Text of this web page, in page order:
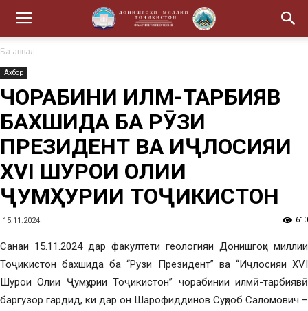
Ба аввал
Ахбор
ЧОРАБИНИ ИЛМӢ-ТАРБИЯВӢ
БАХШИДА БА РӮЗИ
ПРЕЗИДЕНТ ВА ИҶЛОСИЯИ
XVI ШУРОИ ОЛИИ
ҶУМҲУРИИ ТОҶИКИСТОН
15.11.2024 610
Санаи 15.11.2024 дар факултети геологияи Донишгоҳи миллии
Тоҷикистон бахшида ба “Рузи Президент” ва “Иҷлосияи XVI
Шурои Олии Ҷумҳурии Тоҷикистон” чорабинии илмӣ-тарбиявӣ
баргузор гардид, ки дар он Шарофиддинов Суҳроб Саломович –